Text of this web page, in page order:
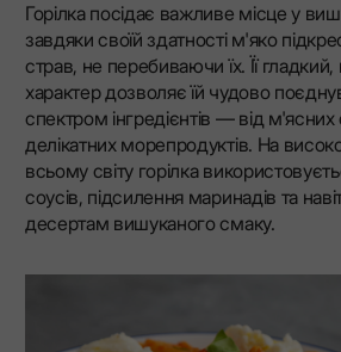
Горілка посідає важливе місце у
завдяки своїй здатності м'яко
страв, не перебиваючи їх. Її
характер дозволяє їй чудово
спектром інгредієнтів — від
делікатних морепродуктів. На
всьому світу горілка
соусів, підсилення маринадів та
десертам вишуканого смаку.